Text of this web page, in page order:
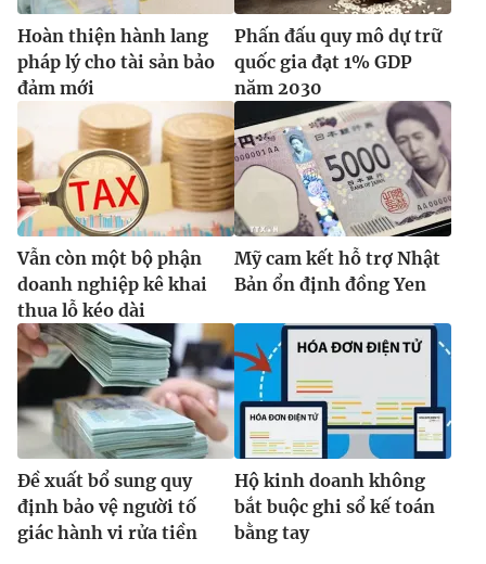
Hoàn thiện hành lang
pháp lý cho tài sản bảo
đảm mới
Phấn đấu quy mô dự trữ
quốc gia đạt 1% GDP
năm 2030
Vẫn còn một bộ phận
doanh nghiệp kê khai
thua lỗ kéo dài
Mỹ cam kết hỗ trợ Nhật
Bản ổn định đồng Yen
Đề xuất bổ sung quy
định bảo vệ người tố
giác hành vi rửa tiền
Hộ kinh doanh không
bắt buộc ghi sổ kế toán
bằng tay